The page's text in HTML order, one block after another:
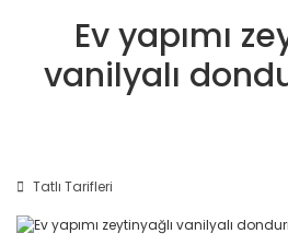
Ev yapımı
vanilyalı
Tatlı Tarifleri